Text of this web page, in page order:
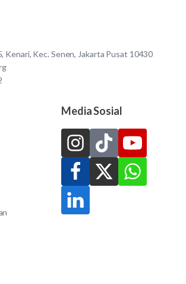
Kenari, Kec. Senen, Jakarta Pusat 10430
Media Sosial